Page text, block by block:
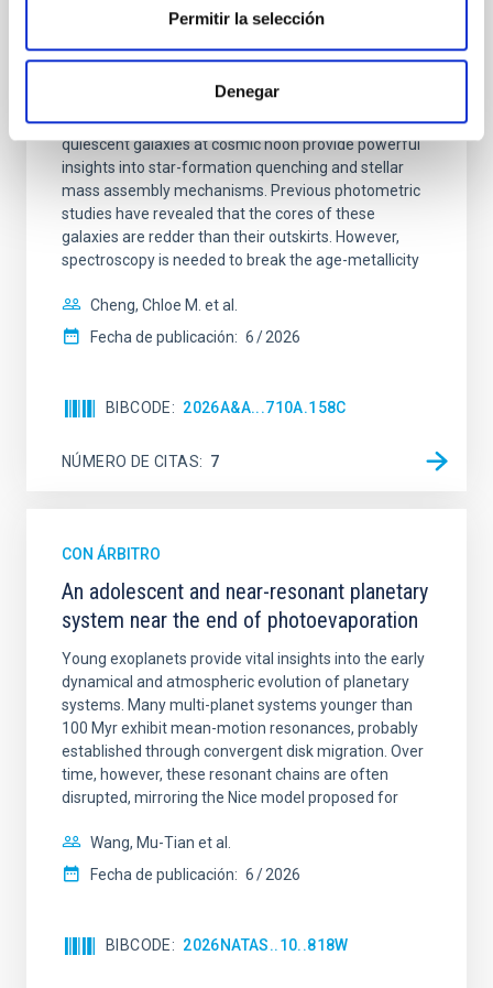
Permitir la selección
Denegar
galaxies at 1.2 ≲ z ≲ 2.2: Age, Fe-, and
Mg-abundance gradients from JWST-
Spatially resolved stellar populations of massive
quiescent galaxies at cosmic noon provide powerful
insights into star-formation quenching and stellar
mass assembly mechanisms. Previous photometric
studies have revealed that the cores of these
galaxies are redder than their outskirts. However,
spectroscopy is needed to break the age-metallicity
Cheng, Chloe M. et al.
Fecha de publicación: 6 2026
BIBCODE 2026A&A...710A.158C
NÚMERO DE CITAS 7
CON ÁRBITRO
An adolescent and near-resonant planetary
system near the end of photoevaporation
Young exoplanets provide vital insights into the early
dynamical and atmospheric evolution of planetary
systems. Many multi-planet systems younger than
100 Myr exhibit mean-motion resonances, probably
established through convergent disk migration. Over
time, however, these resonant chains are often
disrupted, mirroring the Nice model proposed for
Wang, Mu-Tian et al.
Fecha de publicación: 6 2026
BIBCODE 2026NATAS..10..818W